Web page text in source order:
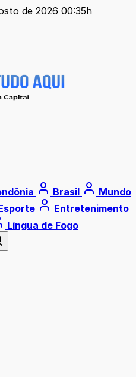
de 2026 00:35h
Brasil
Mundo
Entretenimento
Língua de Fogo